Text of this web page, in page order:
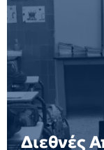
Διεθνές